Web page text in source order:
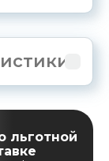
льготной